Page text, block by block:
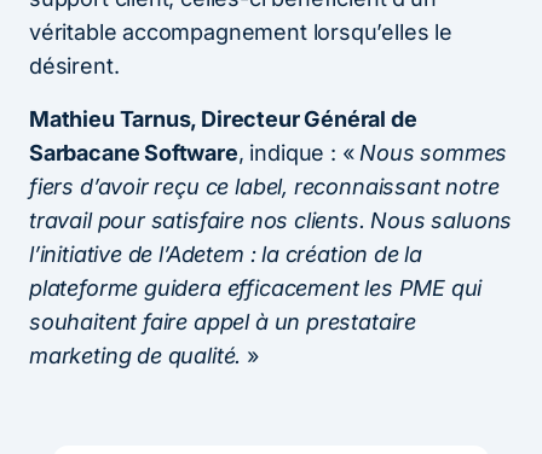
véritable accompagnement lorsqu’elles le
désirent.
Mathieu Tarnus, Directeur Général de
Sarbacane Software, indique : «Nous sommes
fiers d’avoir reçu ce label, reconnaissant notre
travail pour satisfaire nos clients. Nous saluons
l’initiative de l’Adetem : la création de la
plateforme guidera efficacement les PME qui
souhaitent faire appel à un prestataire
marketing de qualité. »